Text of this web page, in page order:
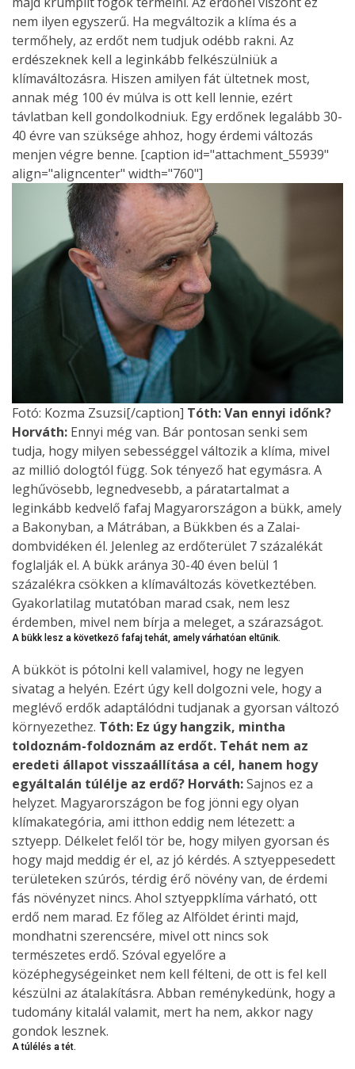
nem ilyen egyszerű. Ha megváltozik a klíma és a
termőhely, az erdőt nem tudjuk odébb rakni. Az
erdészeknek kell a leginkább felkészülniük a
klímaváltozásra. Hiszen amilyen fát ültetnek most,
annak még 100 év múlva is ott kell lennie, ezért
távlatban kell gondolkodniuk. Egy erdőnek legalább 30-
40 évre van szüksége ahhoz, hogy érdemi változás
menjen végre benne. [caption id="attachment_55939"
align="aligncenter" width="760"]
Fotó: Kozma Zsuzsi[/caption] Tóth: Van ennyi időnk?
Horváth: Ennyi még van. Bár pontosan senki sem
tudja, hogy milyen sebességgel változik a klíma, mivel
az millió dologtól függ. Sok tényező hat egymásra. A
leghűvösebb, legnedvesebb, a páratartalmat a
leginkább kedvelő fafaj Magyarországon a bükk, amely
a Bakonyban, a Mátrában, a Bükkben és a Zalai-
dombvidéken él. Jelenleg az erdőterület 7 százalékát
foglalják el. A bükk aránya 30-40 éven belül 1
százalékra csökken a klímaváltozás következtében.
Gyakorlatilag mutatóban marad csak, nem lesz
érdemben, mivel nem bírja a meleget, a szárazságot.
A bükk lesz a következő fafaj tehát, amely várhatóan eltűnik.
A bükköt is pótolni kell valamivel, hogy ne legyen
sivatag a helyén. Ezért úgy kell dolgozni vele, hogy a
meglévő erdők adaptálódni tudjanak a gyorsan változó
környezethez. Tóth: Ez úgy hangzik, mintha
toldoznám-foldoznám az erdőt. Tehát nem az
eredeti állapot visszaállítása a cél, hanem hogy
egyáltalán túlélje az erdő? Horváth:Sajnos ez a
helyzet. Magyarországon be fog jönni egy olyan
klímakategória, ami itthon eddig nem létezett: a
sztyepp. Délkelet felől tör be, hogy milyen gyorsan és
hogy majd meddig ér el, az jó kérdés. A sztyeppesedett
területeken szúrós, térdig érő növény van, de érdemi
fás növényzet nincs. Ahol sztyeppklíma várható, ott
erdő nem marad. Ez főleg az Alföldet érinti majd,
mondhatni szerencsére, mivel ott nincs sok
természetes erdő. Szóval egyelőre a
középhegységeinket nem kell félteni, de ott is fel kell
készülni az átalakításra. Abban reménykedünk, hogy a
tudomány kitalál valamit, mert ha nem, akkor nagy
gondok lesznek.
A túlélés a tét.